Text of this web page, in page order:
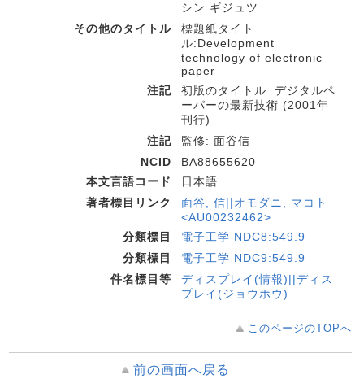
シン ギジュツ
その他のタイトル
標題紙タイト
ル:Development
technology of electronic
paper
注記
初版のタイトル: デジタルペ
ーパーの最新技術 (2001年
刊行)
注記
監修: 面谷信
NCID
BA88655620
本文言語コード
日本語
著者標目リンク
面谷, 信||オモダニ, マコト
<AU00232462>
分類標目
電子工学 NDC8:549.9
分類標目
電子工学 NDC9:549.9
件名標目等
ディスプレイ(情報)||ディス
プレイ(ジョウホウ)
このページのTOPへ
前の画面へ戻る